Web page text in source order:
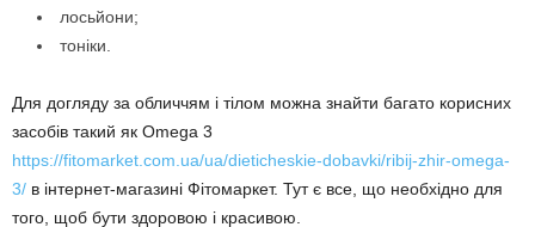
лосьйони;
тоніки.
Для догляду за обличчям і тілом можна знайти багато корисних
засобів такий як Omega 3
https://fitomarket.com.ua/ua/dieticheskie-dobavki/ribij-zhir-omega-
3/ в інтернет-магазині Фітомаркет. Тут є все, що необхідно для
того, щоб бути здоровою і красивою.